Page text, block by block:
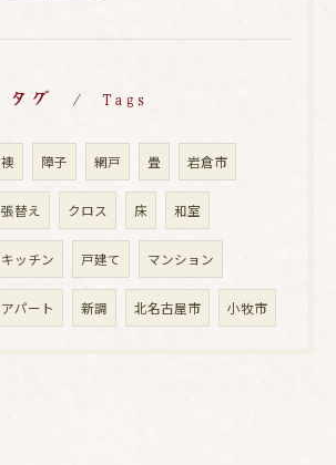
タグ Tags
襖 障子 網戸 畳 岩倉市
張替え クロス 床 和室
キッチン 戸建て マンション
アパート 新調 北名古屋市 小牧市